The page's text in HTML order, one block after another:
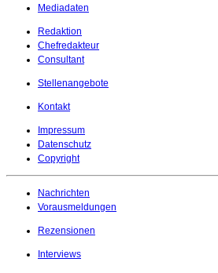
Mediadaten
Redaktion
Chefredakteur
Consultant
Stellenangebote
Kontakt
Impressum
Datenschutz
Copyright
Nachrichten
Vorausmeldungen
Rezensionen
Interviews